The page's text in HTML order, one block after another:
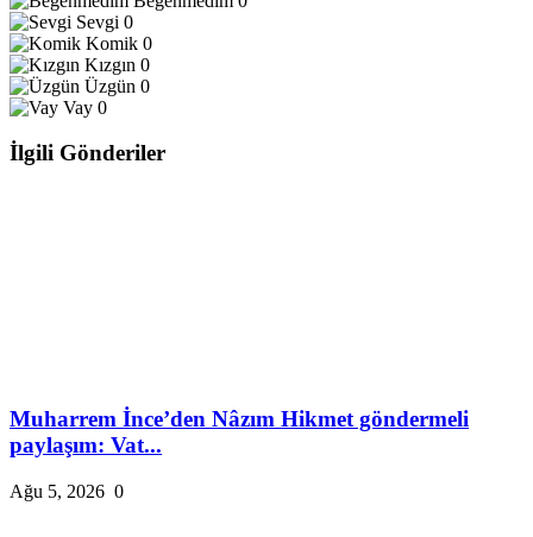
Sevgi 0
Komik 0
Kızgın 0
Üzgün 0
Vay 0
İlgili Gönderiler
Muharrem İnce’den Nâzım Hikmet göndermeli
paylaşım: Vat...
Ağu 5, 2026 0